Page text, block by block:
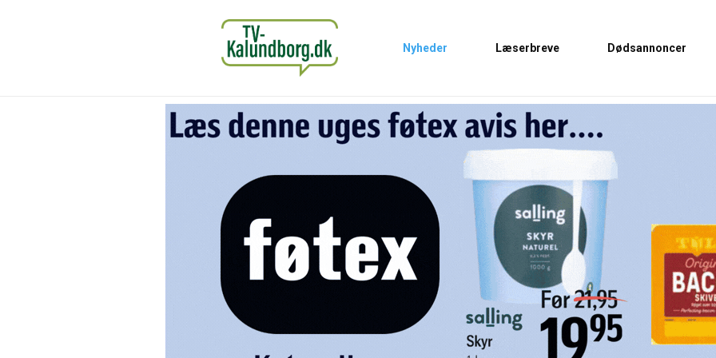
Nyheder Læserbreve Dødsannoncer